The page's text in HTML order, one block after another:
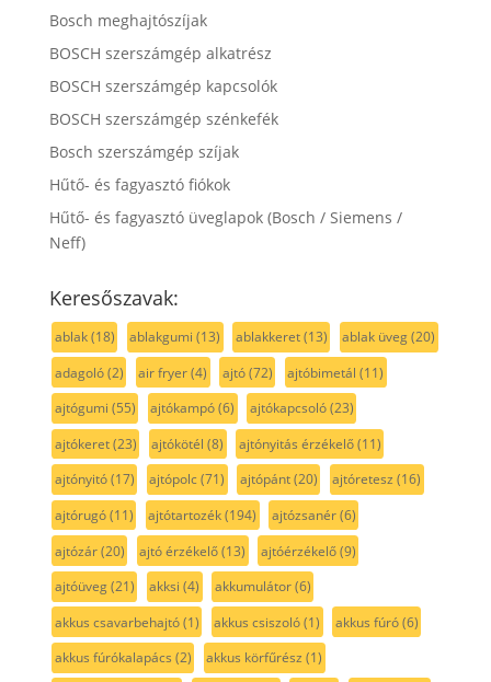
Bosch meghajtószíjak
BOSCH szerszámgép alkatrész
BOSCH szerszámgép kapcsolók
BOSCH szerszámgép szénkefék
Bosch szerszámgép szíjak
Hűtő- és fagyasztó fiókok
Hűtő- és fagyasztó üveglapok (Bosch / Siemens /
Neff)
Keresőszavak:
ablak(18) ablakgumi (13) ablakkeret(13) ablak üveg(20)
adagoló(2) air fryer(4) ajtó(72) ajtóbimetál (11)
ajtógumi (55) ajtókampó(6) ajtókapcsoló(23)
ajtókeret(23) ajtókötél (8) ajtónyitás érzékelő(11)
ajtónyitó(17) ajtópolc(71) ajtópánt(20) ajtóretesz (16)
ajtórugó(11) ajtótartozék(194) ajtózsanér(6)
ajtózár(20) ajtó érzékelő(13) ajtóérzékelő(9)
ajtóüveg(21) akksi (4) akkumulátor(6)
akkus csavarbehajtó(1) akkus csiszoló(1) akkus fúró(6)
akkus fúrókalapács (2) akkus körfűrész (1)